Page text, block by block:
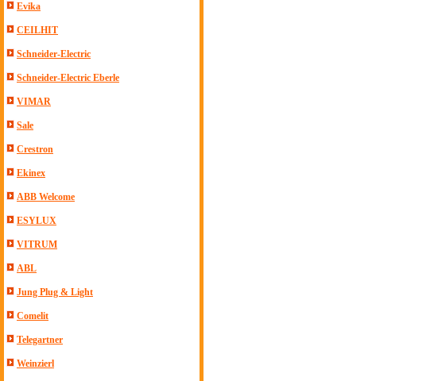
Evika
CEILHIT
Schneider-Electric
Schneider-Electric Eberle
VIMAR
Sale
Crestron
Ekinex
ABB Welcome
ESYLUX
VITRUM
ABL
Jung Plug & Light
Comelit
Telegartner
Weinzierl